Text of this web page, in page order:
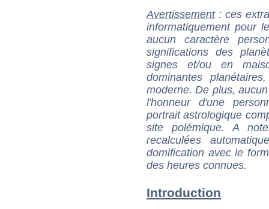
Avertissement: ces
informatiquement pour
aucun caractère
significations des
signes et/ou en
dominantes
moderne. De plus,
l'honneur d'une
portrait astrologique
site polémique. A
recalculées
domification avec le
des heures connues.
Introduction